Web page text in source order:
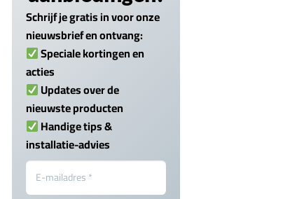
Schrijf je gratis in voor onze
nieuwsbrief en ontvang:
Speciale kortingen en
acties
Updates over de
nieuwste producten
Handige tips &
installatie-advies